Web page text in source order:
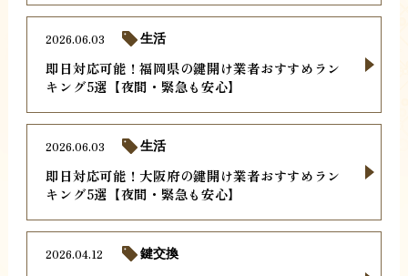
即日対応可能！福岡県の鍵開け業者おすすめラン
キング5選【夜間・緊急も安心】
2026.06.03 生活
即日対応可能！大阪府の鍵開け業者おすすめラン
キング5選【夜間・緊急も安心】
2026.06.03 生活
2026.04.12 鍵交換